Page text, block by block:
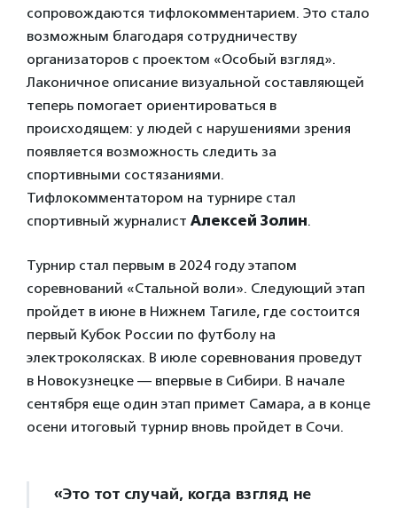
сопровождаются тифлокомментарием. Это стало
возможным благодаря сотрудничеству
организаторов с проектом «Особый взгляд».
Лаконичное описание визуальной составляющей
теперь помогает ориентироваться в
происходящем: у людей с нарушениями зрения
появляется возможность следить за
спортивными состязаниями.
Тифлокомментатором на турнире стал
спортивный журналист Алексей Золин.
Турнир стал первым в 2024 году этапом
соревнований «Стальной воли». Следующий этап
пройдет в июне в Нижнем Тагиле, где состоится
первый Кубок России по футболу на
электроколясках. В июле соревнования проведут
в Новокузнецке — впервые в Сибири. В начале
сентября еще один этап примет Самара, а в конце
осени итоговый турнир вновь пройдет в Сочи.
«Это тот случай, когда взгляд не